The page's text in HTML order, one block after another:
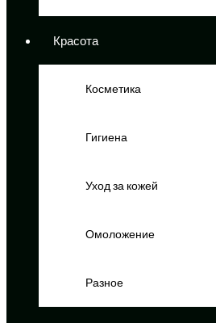
Красота
Косметика
Гигиена
Уход за кожей
Омоложение
Разное